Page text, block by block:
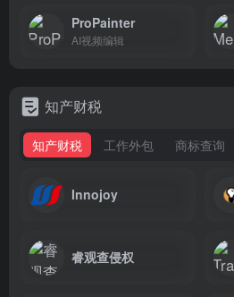
ProPainter
AI视频编辑
知产财税
知产财税 工作外包 商标查询
Innojoy
睿观查侵权